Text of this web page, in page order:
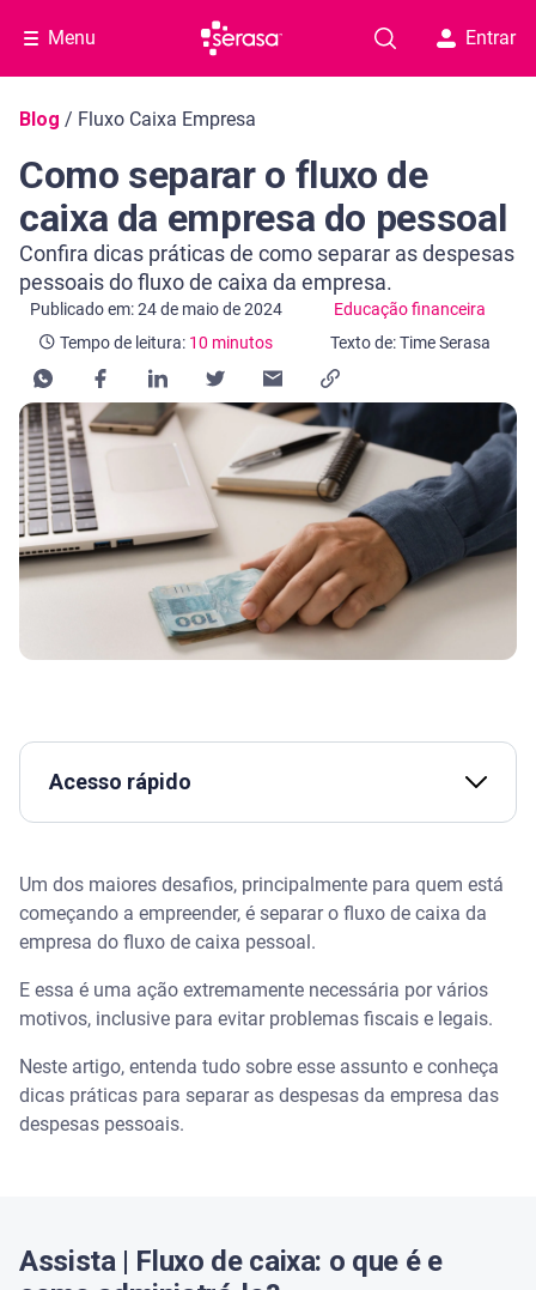
Menu Entrar
Navegação do blog
Blog / Fluxo Caixa Empresa
Como separar o fluxo de
caixa da empresa do pessoal
Confira dicas práticas de como separar as despesas
pessoais do fluxo de caixa da empresa.
Publicado em: 24 de maio de 2024 Educação financeira
Categoria Educação financeira
Tempo de leitura: 10 minutos
Tempo de leitura: 10 minutos
Texto de: Time Serasa
Acesso rápido
Diferenças entre fluxo de caixa da empresa e fluxo
de caixa pessoal
Os riscos de não separar o caixa da empresa do
caixa pessoal
Como separar o fluxo de caixa da empresa das
despesas pessoais
Estabeleça um salário fixo
Um dos maiores desafios, principalmente para quem está
começando a empreender, é separar o fluxo de caixa da
empresa do fluxo de caixa pessoal.
E essa é uma ação extremamente necessária por vários
motivos, inclusive para evitar problemas fiscais e legais.
Neste artigo, entenda tudo sobre esse assunto e conheça
dicas práticas para separar as despesas da empresa das
despesas pessoais.
Assista | Fluxo de caixa: o que é e